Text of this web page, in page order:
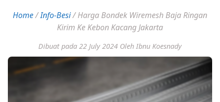
Home/Info-Besi/Harga Bondek Wiremesh Baja Ringan
Kirim Ke Kebon Kacang Jakarta
Dibuat pada 22 July 2024 Oleh Ibnu Koesnady